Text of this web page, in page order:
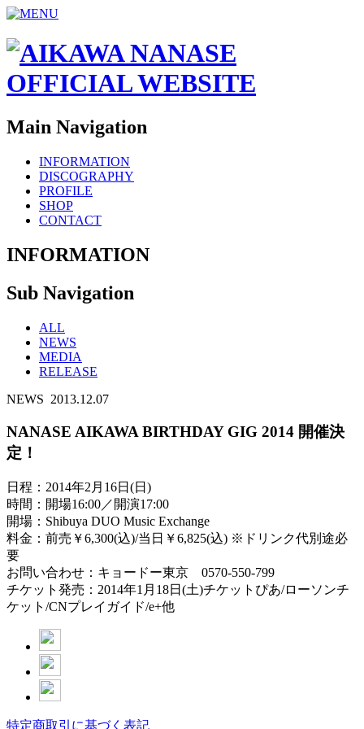
Main Navigation
INFORMATION
DISCOGRAPHY
PROFILE
SHOP
CONTACT
INFORMATION
Sub Navigation
ALL
NEWS
MEDIA
RELEASE
NEWS 2013.12.07
NANASE AIKAWA BIRTHDAY GIG 2014 開催決
定！
日程：2014年2月16日(日)
時間：開場16:00／開演17:00
開場：Shibuya DUO Music Exchange
料金：前売￥6,300(込)/当日￥6,825(込) ※ドリンク代別途必
要
お問い合わせ：キョードー東京 0570-550-799
チケット発売：2014年1月18日(土)チケットぴあ/ローソンチ
ケット/CNプレイガイド/e+他
特定商取引に基づく表記